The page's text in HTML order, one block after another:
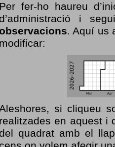
Per fer-ho haureu
d’administració i
. Aquí us
modificar:
si cliqueu
realitzades en aquest i
del quadrat amb el